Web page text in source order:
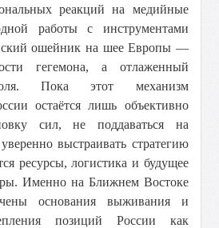
реакций на медийные
работы с инструментами
ошейник на шее Европы —
гегемона, а отлаженный
Пока этот механизм
остаётся лишь объективно
сил, не поддаваться на
выстраивать стратегию
ресурсы, логистика и будущее
Именно на Ближнем Востоке
основания выживания и
позиций России как